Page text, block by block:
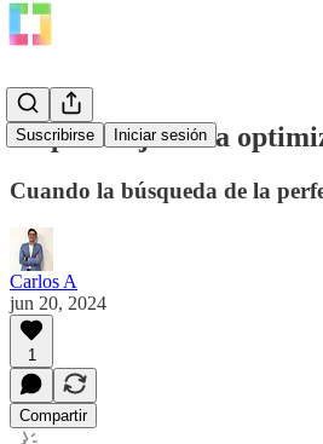
Suscribirse Iniciar sesión
La paradoja de la
Cuando la búsqueda de la
Carlos A
jun 20, 2024
1
Compartir